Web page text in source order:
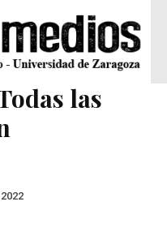
las